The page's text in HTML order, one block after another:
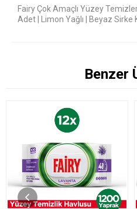
Fairy Çok Amaçlı Yüzey
Adet | Limon Yağlı | Beyaz Sirke
Benzer